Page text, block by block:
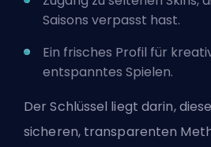
Saisons verpasst hast.
Ein frisches Profil für
entspanntes Spielen.
Der Schlüssel liegt darin,
sicheren, transparenten